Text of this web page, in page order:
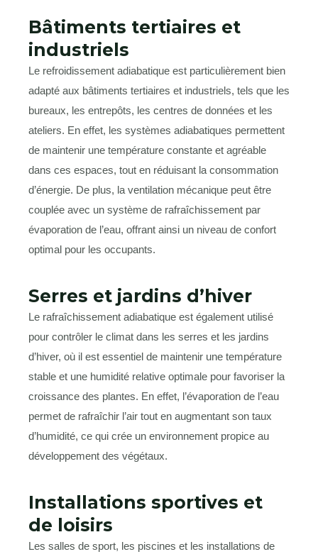
Bâtiments tertiaires et
industriels
Le refroidissement adiabatique est particulièrement bien
adapté aux bâtiments tertiaires et industriels, tels que les
bureaux, les entrepôts, les centres de données et les
ateliers. En effet, les systèmes adiabatiques permettent
de maintenir une température constante et agréable
dans ces espaces, tout en réduisant la consommation
d’énergie. De plus, la ventilation mécanique peut être
couplée avec un système de rafraîchissement par
évaporation de l’eau, offrant ainsi un niveau de confort
optimal pour les occupants.
Serres et jardins d’hiver
Le rafraîchissement adiabatique est également utilisé
pour contrôler le climat dans les serres et les jardins
d’hiver, où il est essentiel de maintenir une température
stable et une humidité relative optimale pour favoriser la
croissance des plantes. En effet, l’évaporation de l’eau
permet de rafraîchir l’air tout en augmentant son taux
d’humidité, ce qui crée un environnement propice au
développement des végétaux.
Installations sportives et
de loisirs
Les salles de sport, les piscines et les installations de